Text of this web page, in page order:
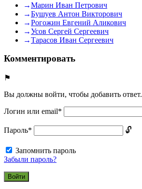
Марин Иван Петрович
Бушуев Антон Викторович
Рогожин Евгений Аликович
Усов Сергей Сергеевич
Тарасов Иван Сергеевич
Комментировать
Вы должны войти, чтобы добавить ответ.
Логин или email*
Пароль*
Запомнить пароль
Забыли пароль?